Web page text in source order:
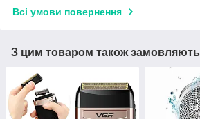
Всі умови повернення
З цим товаром також замовляють